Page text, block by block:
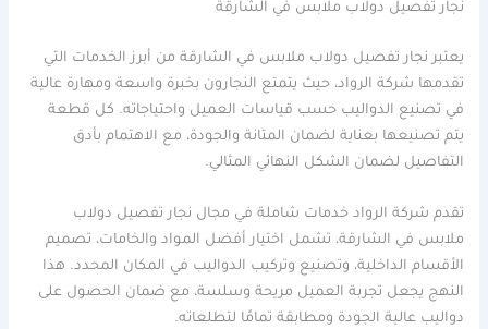
نجار تفصيل دولاب ملابس في الشارقة
يعتبر نجار تفصيل دولاب ملابس في الشارقة من أبرز الخدمات التي
تقدمها شركة الرواد، حيث يتمتع النجارون بخبرة واسعة ومهارة عالية
في تصنيع الدواليب حسب قياسات العميل واحتياجاته. كل قطعة
يتم تصنيعها بعناية لضمان المتانة والجودة، مع الاهتمام بأدق
التفاصيل لضمان الشكل النهائي المثالي.
تقدم شركة الرواد خدمات شاملة في مجال نجار تفصيل دولاب
ملابس في الشارقة، تشمل اختيار أفضل المواد والخامات، تصميم
الأقسام الداخلية، وتصنيع وتركيب الدواليب في المكان المحدد. هذا
النهج يجعل تجربة العميل مريحة وسلسة، مع ضمان الحصول على
دواليب عالية الجودة ومطابقة تمامًا لتطلعاته.